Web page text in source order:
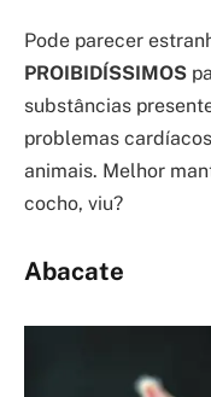
Pode parecer
PROIBIDÍSSIMOS
substâncias
problemas
animais. Melhor
cocho, viu?
Abacate